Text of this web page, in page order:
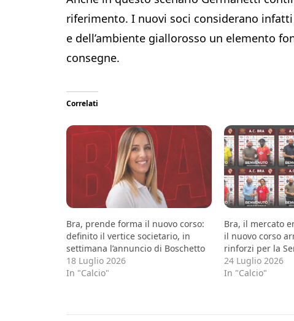
riferimento. I nuovi soci considerano
e dell’ambiente giallorosso un elemento
consegne.
Correlati
Bra, prende forma il nuovo corso:
definito il vertice societario, in
settimana l’annuncio di Boschetto
18 Luglio 2026
In "Calcio"
Bra, il mercato
il nuovo corso
rinforzi per la
24 Luglio 2026
In "Calcio"